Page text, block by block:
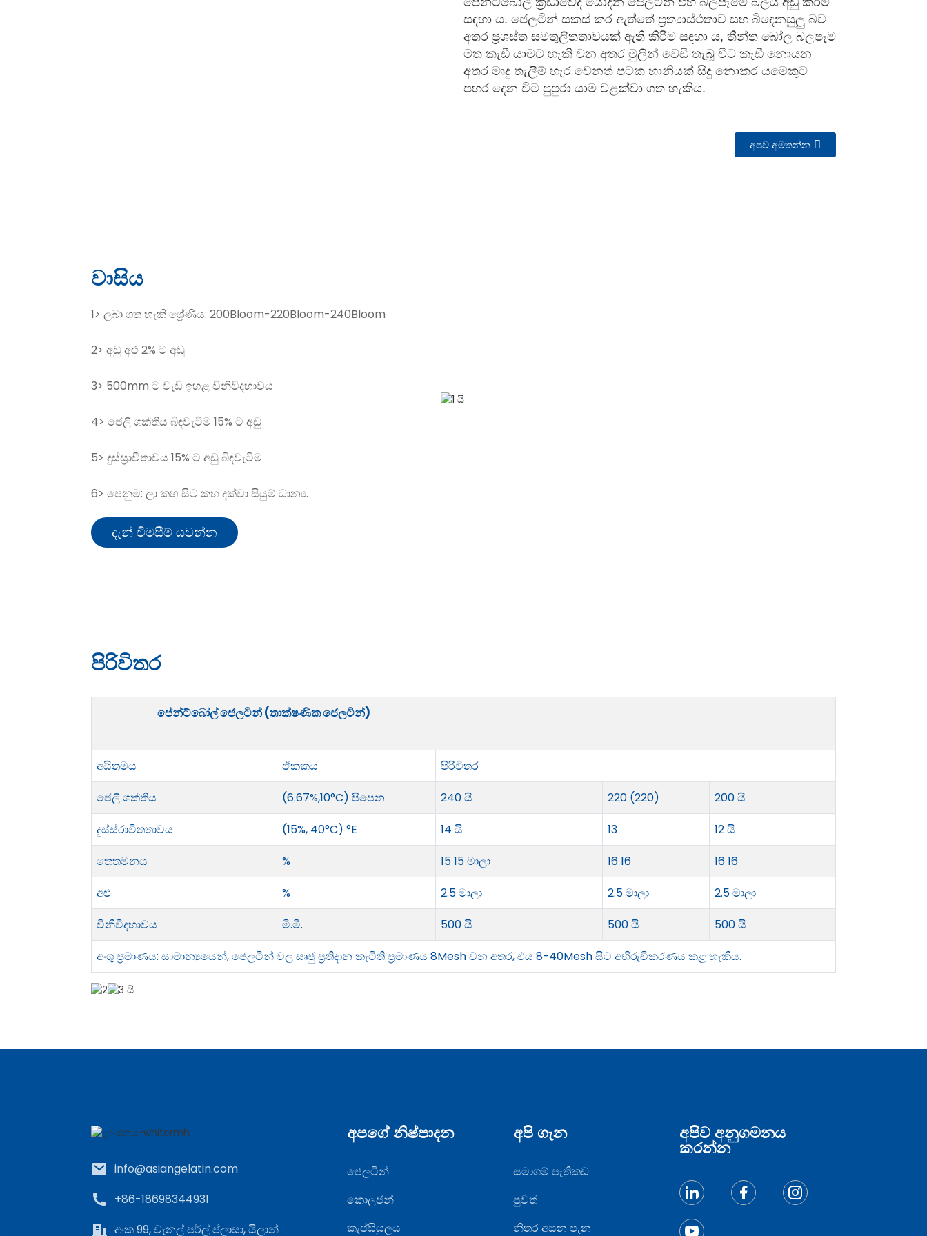
සඳහා ය. ජෙලටින් සකස් කර ඇත්තේ ප්‍රත්‍යාස්ථතාව සහ බිඳෙනසුලු බව
අතර ප්‍රශස්ත සමතුලිතතාවයක් ඇති කිරීම සඳහා ය, තීන්ත බෝල බලපෑම
මත කැඩී යාමට හැකි වන අතර මුලින් වෙඩි තැබූ විට කැඩී නොයන
අතර මෘදු තැලීම් හැර වෙනත් පටක හානියක් සිදු නොකර යමෙකුට
පහර දෙන විට පුපුරා යාම වළක්වා ගත හැකිය.
අපව අමතන්න
වාසිය
1> ලබා ගත හැකි ශ්‍රේණිය: 200Bloom-220Bloom-240Bloom
2> අඩු අළු 2% ට අඩු
3> 500mm ට වැඩි ඉහළ විනිවිදභාවය
4> ජෙලි ශක්තිය බිඳවැටීම 15% ට අඩු
5> දුස්ස්‍රාවීතාවය 15% ට අඩු බිඳවැටීම
6> පෙනුම: ලා කහ සිට කහ දක්වා සියුම් ධාන්‍ය.
දැන් විමසීම් යවන්න
පිරිවිතර
පේන්ට්බෝල් ජෙලටින් (තාක්ෂණික ජෙලටින්)
අයිතමය ඒකකය
පිරිවිතර
ජෙලි ශක්තිය
(6.67%,10°C) පිපෙන 240 යි 220 (220)
200 යි
දුස්ස්රාවිතතාවය
(15%, 40°C) °E 14 යි 13
12 යි
තෙතමනය
% 15 15 මාලා 16 16
16 16
අළු
% 2.5 මාලා 2.5 මාලා
2.5 මාලා
විනිවිදභාවය
මි.මී. 500 යි 500 යි
500 යි
අංශු ප්‍රමාණය: සාමාන්‍යයෙන්, ජෙලටින් වල සෘජු ප්‍රතිදාන කැටිති ප්‍රමාණය 8Mesh වන අතර, එය 8-40Mesh සිට අභිරුචිකරණය කළ හැකිය.
info@asiangelatin.com
+86-18698344931
අංක 99, චැනල් පර්ල් ප්ලාසා, යිලාන්
අපගේ නිෂ්පාදන
ජෙලටින්
කොලජන්
කැප්සියුලය
අපි ගැන
සමාගම් පැතිකඩ
පුවත්
නිතර අසන පැන
අපිව අනුගමනය
කරන්න